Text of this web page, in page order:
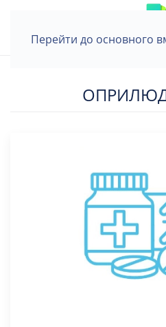
Перейти до основного